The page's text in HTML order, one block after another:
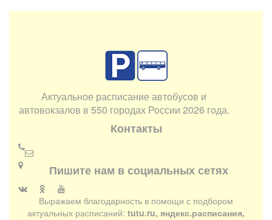
Актуальное расписание автобусов и
автовокзалов в 550 городах России 2026 года.
Контакты
Пишите нам в социальных сетях
Выражаем благодарность в помощи с подбором
актуальных расписаний: tutu.ru, яндекс.расписания,